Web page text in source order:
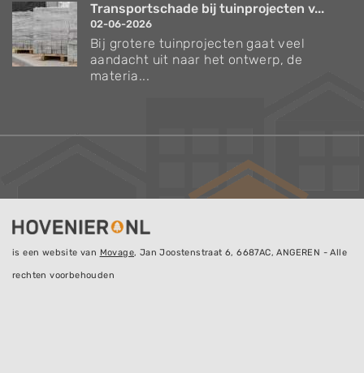
Transportschade bij tuinprojecten v...
02-06-2026
Bij grotere tuinprojecten gaat veel
aandacht uit naar het ontwerp, de
materia...
is een website van Movage, Jan Joostenstraat 6, 6687AC, ANGEREN - Alle
rechten voorbehouden